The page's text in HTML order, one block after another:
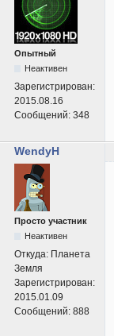
Опытный
Неактивен
Зарегистрирован:
2015.08.16
Сообщений: 348
WendyH
Просто участник
Неактивен
Откуда: Планета
Земля
Зарегистрирован:
2015.01.09
Сообщений: 888